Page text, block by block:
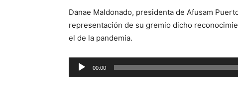
Danae Maldonado, presidenta de Afusam
representación de su gremio dicho
el de la pandemia.
Reproductor
de
00:00